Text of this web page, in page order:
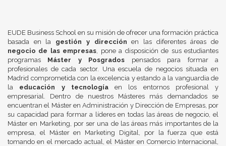
EUDE Business School en su misión de ofrecer una formación práctica
basada en la gestión y dirección en las diferentes áreas de
negocio de las empresas , pone a disposición de sus estudiantes
programas Máster y Posgrados pensados para formar a
profesionales de cada sector. Una escuela de negocios situada en
Madrid comprometida con la excelencia y estando a la vanguardia de
la educación y tecnologíaen los entornos profesional y
empresarial. Dentro de nuestros Másteres más demandados se
encuentran el Máster en Administración y Dirección de Empresas, por
su capacidad para formar a líderes en todas las áreas de negocio, el
Máster en Marketing, por ser una de las áreas más importantes de la
empresa, el Máster en Marketing Digital, por la fuerza que está
tomando en el mercado actual, el Máster en Comercio Internacional,